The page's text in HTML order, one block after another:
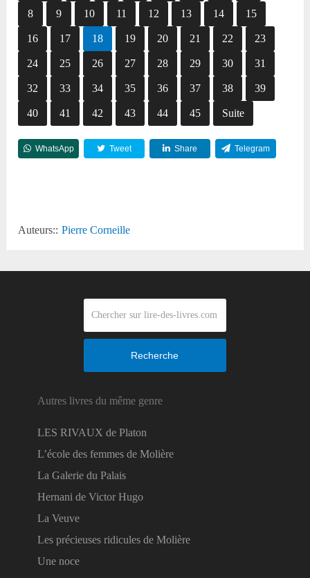
8 9 10 11 12 13 14 15
16 17 18 19 20 21 22 23
24 25 26 27 28 29 30 31
32 33 34 35 36 37 38 39
40 41 42 43 44 45 Suite
WhatsApp Tweet Share Telegram
Auteurs:: Pierre Corneille
Recherche
Autres livres du même genre
LES RIVAUX de Platon
L’école des femmes de Molière
La Galerie du Palais
Hernani de Victor Hugo
La Veuve
Les précieuses ridicules de Molière
Une noce